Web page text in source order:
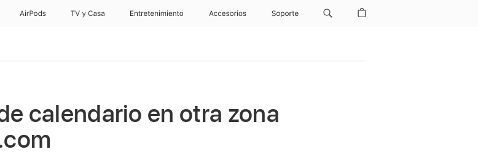
AirPods TV & Casa Entretenimiento Accesorios Soporte
calendario en otra zona